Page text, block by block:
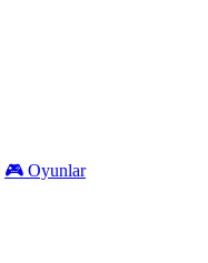
🎮 Oyunlar